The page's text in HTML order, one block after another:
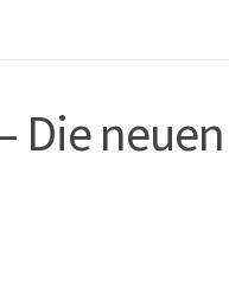
Die neuen